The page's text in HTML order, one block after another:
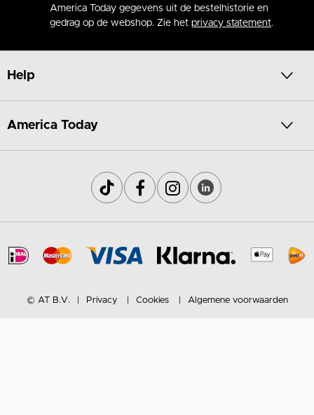
America Today gegevens uit de bestelhistorie en
gedrag op de webshop. Zie het privacy statement.
Help
America Today
© AT B.V. Privacy Cookies Algemene voorwaarden